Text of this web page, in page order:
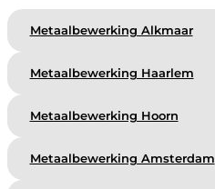
Metaalbewerking Alkmaar
Metaalbewerking Haarlem
Metaalbewerking Hoorn
Metaalbewerking Amsterdam